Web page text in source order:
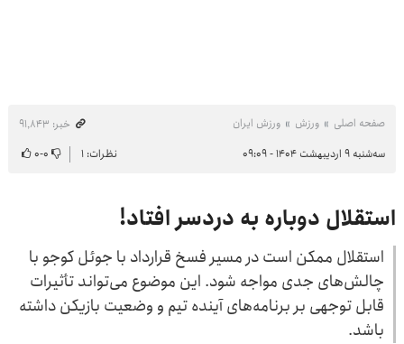
صفحه اصلی ورزش ورزش ایران
خبر: ۹۱٬۸۴۳
سه‌شنبه ۹ اردیبهشت ۱۴۰۴ - ۰۹:۰۹
نظرات: ۱ ۰-۰
استقلال دوباره به دردسر افتاد!
استقلال ممکن است در مسیر فسخ قرارداد با جوئل کوجو با
چالش‌های جدی مواجه شود. این موضوع می‌تواند تأثیرات
قابل توجهی بر برنامه‌های آینده تیم و وضعیت بازیکن داشته
باشد.